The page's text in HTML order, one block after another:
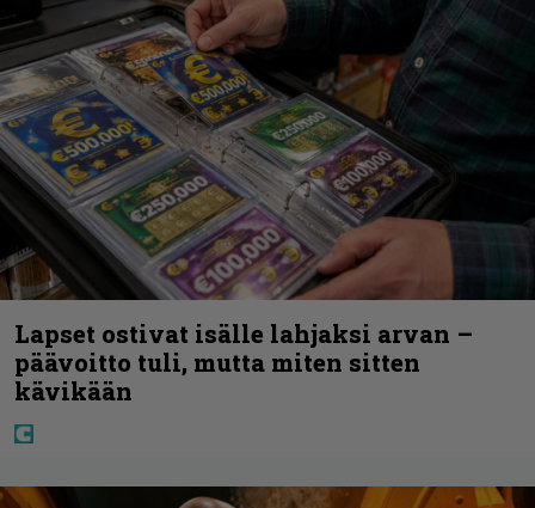
Lapset ostivat isälle lahjaksi arvan –
päävoitto tuli, mutta miten sitten
kävikään